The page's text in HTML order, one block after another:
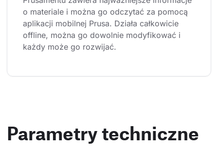
o materiale i można go odczytać za pomocą
aplikacji mobilnej Prusa. Działa całkowicie
offline, można go dowolnie modyfikować i
każdy może go rozwijać.
Parametry techniczne